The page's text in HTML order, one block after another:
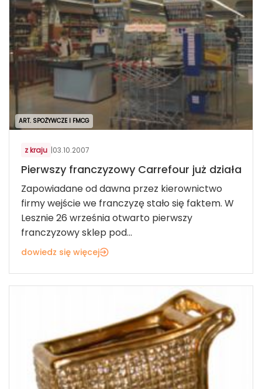
ART. SPOŻYWCZE I FMCG
z kraju 03.10.2007
Pierwszy franczyzowy Carrefour już działa
Zapowiadane od dawna przez kierownictwo
firmy wejście we franczyzę stało się faktem. W
Lesznie 26 września otwarto pierwszy
franczyzowy sklep pod...
dowiedz się więcej